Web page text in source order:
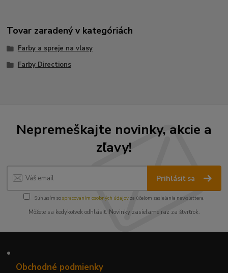
Tovar zaradený v kategóriách
Farby a spreje na vlasy
Farby Directions
Nepremeškajte novinky, akcie a
zľavy!
Prihlásiť sa
Súhlasím sospracovaním osobných údajov za účelom zasielania newslettera.
Môžete sa kedykoľvek odhlásiť. Novinky zasielame raz za štvrťrok.
•
Obchodné podmienky